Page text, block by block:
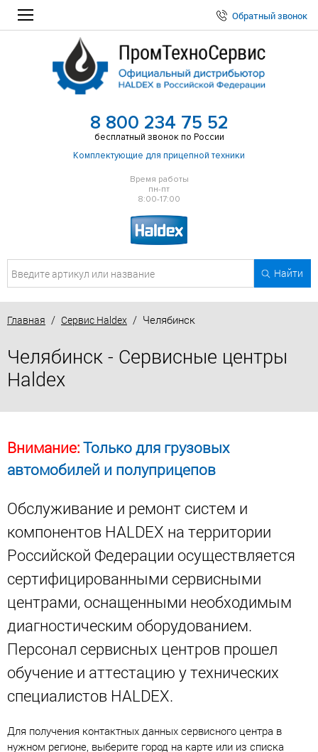
Обратный звонок
8 800 234 75 52
бесплатный звонок по России
Комплектующие для прицепной техники
Время работы
пн-пт
8:00-17:00
Найти
Главная / Сервис Haldex / Челябинск
Челябинск - Сервисные центры
Haldex
Внимание:Только для грузовых
автомобилей и полуприцепов
Обслуживание и ремонт систем и
компонентов HALDEX на территории
Российской Федерации осуществляется
сертифицированными сервисными
центрами, оснащенными необходимым
диагностическим оборудованием.
Персонал сервисных центров прошел
обучение и аттестацию у технических
специалистов HALDEX.
Для получения контактных данных сервисного центра в
нужном регионе, выберите город на карте или из списка